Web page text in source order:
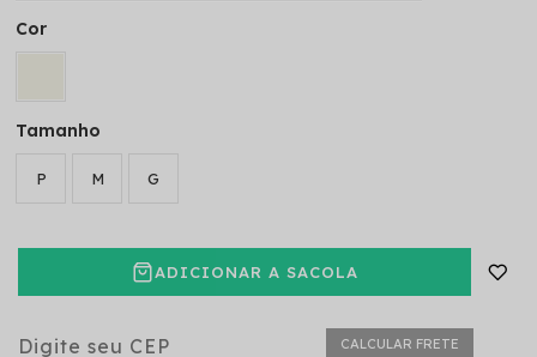
Tamanho
P M G
Cor
ADICIONAR A SACOLA
CALCULAR FRETE